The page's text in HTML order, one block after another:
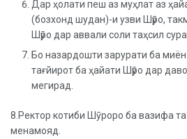
Дар ҳолати пеш аз муҳлат аз
(бозхонд шудан)-и узви Шӯро,
Шӯро дар аввали соли таҳсил
Бо назардошти зарурати ба
тағйирот ба ҳайати Шӯро дар
мегирад.
8.Ректор котиби Шӯроро ба вазифа
менамояд.